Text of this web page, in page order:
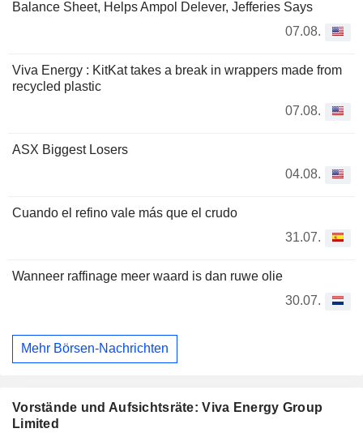
Balance Sheet, Helps Ampol Delever, Jefferies Says
07.08.
Viva Energy : KitKat takes a break in wrappers made from
recycled plastic
07.08.
ASX Biggest Losers
04.08.
Cuando el refino vale más que el crudo
31.07.
Wanneer raffinage meer waard is dan ruwe olie
30.07.
Mehr Börsen-Nachrichten
Vorstände und Aufsichtsräte: Viva Energy Group
Limited